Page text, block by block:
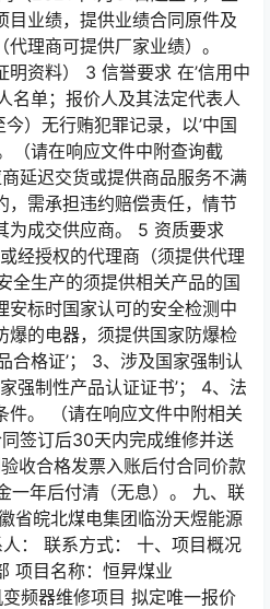
目业绩，提供业绩合同原件及
理商可提供厂家业绩）。
明资料） 3 信誉要求 在’信用中
名单；报价人及其法定代表人
）无行贿犯罪记录，以’中国
（请在响应文件中附查询截
延迟交货或提供商品服务不满
，需承担违约赔偿责任，情节
为成交供应商。 5 资质要求
经授权的代理商（须提供代理
全生产的须提供相关产品的国
安标时国家认可的安全检测中
爆的电器，须提供国家防爆检
合格证’； 3、涉及国家强制认
强制性产品认证证书’； 4、法
件。 （请在响应文件中附相关
签订后30天内完成维修并送
收合格发票入账后付合同价款
一年后付清（无息）。 九、联
省皖北煤电集团临汾天煜能源
： 联系方式： 十、项目概况
项目名称：恒昇煤业
频器维修项目 拟定唯一报价